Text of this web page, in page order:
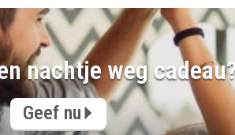
nachtje weg
Geef nu